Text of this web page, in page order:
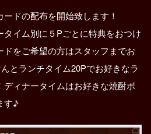
ドの配布を開始致します！
イム別に５Pごとに特典をおつけ
ドをご希望の方はスタッフまでお
とランチタイム20Pでお好きなラ
ディナータイムはお好きな焼酎ボ
す♪